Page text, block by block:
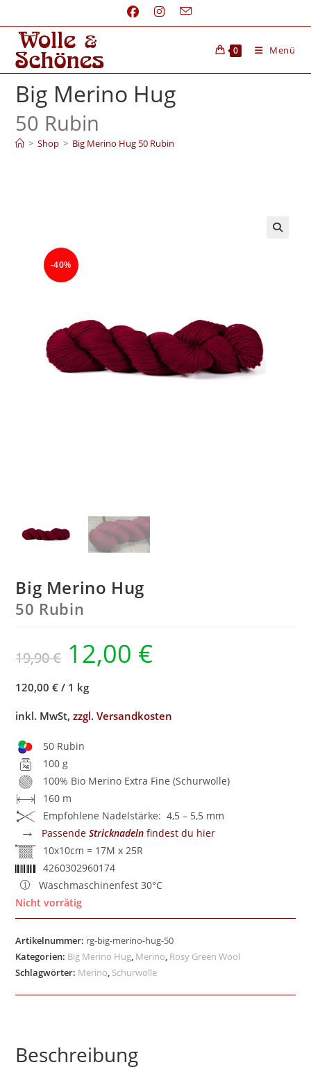
0 Menü
Big Merino Hug
50 Rubin
> Shop > Big Merino Hug 50 Rubin
-40%
Big Merino Hug
50 Rubin
19,90€ 12,00 €
120,00 € / 1 kg
inkl. MwSt,zzgl. Versandkosten
50 Rubin
100 g
100% Bio Merino Extra Fine (Schurwolle)
160 m
Empfohlene Nadelstärke: 4,5 – 5,5 mm
→ PassendeStricknadeln findest du hier
10x10cm = 17M x 25R
4260302960174
Waschmaschinenfest 30°C
Nicht vorrätig
Artikelnummer: rg-big-merino-hug-50
Kategorien: Big Merino Hug, Merino, Rosy Green Wool
Schlagwörter: Merino, Schurwolle
Beschreibung